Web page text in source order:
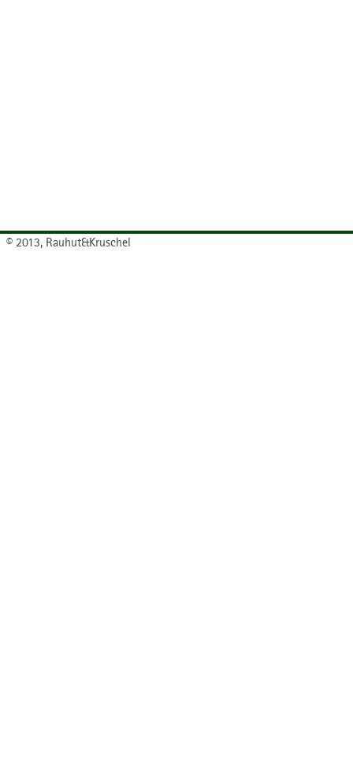
© 2013, Rauhut&Kruschel